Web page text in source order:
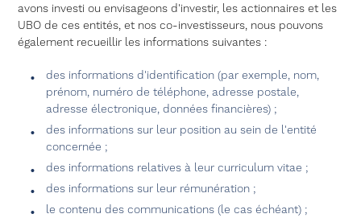
avons investi ou envisageons d'investir, les actionnaires et les
UBO de ces entités, et nos co-investisseurs, nous pouvons
également recueillir les informations suivantes :
des informations d'identification (par exemple, nom,
prénom, numéro de téléphone, adresse postale,
adresse électronique, données financières) ;
des informations sur leur position au sein de l'entité
concernée ;
des informations relatives à leur curriculum vitae ;
des informations sur leur rémunération ;
le contenu des communications (le cas échéant) ;